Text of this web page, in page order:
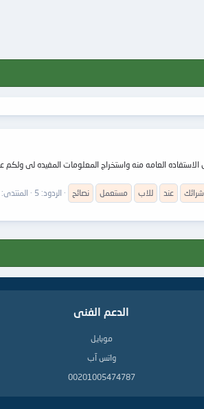
شرائك عند للاب مستعمل نصائح الردود: 5 المنتدى:
الدعم الفنى
موبايل
واتس آب
00201005474787